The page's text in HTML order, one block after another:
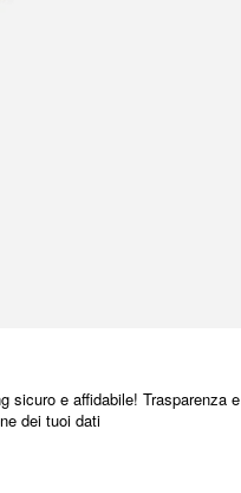
sicuro e affidabile! Trasparenza e
dei tuoi dati